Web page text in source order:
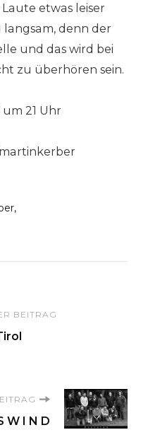
etwas leiser
denn der
und das wird bei
zu überhören sein.
21 Uhr
BEITRAG
W I N D